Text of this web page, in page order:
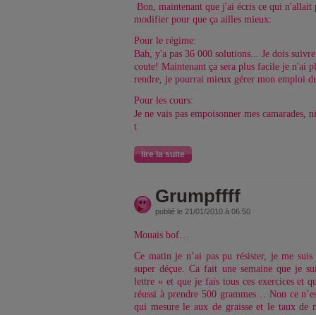
Bon, maintenant que j'ai écris ce qui n'allait
modifier pour que ça ailles mieux:
Pour le régime:
Bah, y'a pas 36 000 solutions... Je dois
coute! Maintenant ça sera plus facile je n'ai
rendre, je pourrai mieux gérer mon emploi
Pour les cours:
Je ne vais pas empoisonner mes camarades,
t
lire la suite
Grumpffff
publié le 21/01/2010 à 06:50
Mouais bof…
Ce matin je n’ai pas pu résister, je me
super déçue. Ca fait une semaine que je
lettre » et que je fais tous ces exercices et
réussi à prendre 500 grammes… Non ce
qui mesure le aux de graisse et le taux de